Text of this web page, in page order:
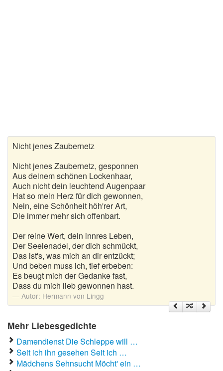
Liebesbotschaft
Liebeserklärung
Liebesfilme
Liebesgedichte
Liebesgrüße
Liebeslieder
Liebestexte
Liebeszauber
Partnerschaft / Beziehung
erstes Date
Traumfrau / Traummann finden
Zufallsspruch
Nicht jenes Zaubernetz
Nicht jenes Zaubernetz, gesponnen
Aus deinem schönen Lockenhaar,
Auch nicht dein leuchtend Augenpaar
Hat so mein Herz für dich gewonnen,
Nein, eine Schönheit höh'rer Art,
Die immer mehr sich offenbart.
Der reine Wert, dein innres Leben,
Der Seelenadel, der dich schmückt,
Das ist's, was mich an dir entzückt;
Und beben muss ich, tief erbeben:
Es beugt mich der Gedanke fast,
Dass du mich lieb gewonnen hast.
Autor: Hermann von Lingg
Mehr Liebesgedichte
Damendienst Die Schleppe will …
Seit ich ihn gesehen Seit ich …
Mädchens Sehnsucht Möcht' ein …